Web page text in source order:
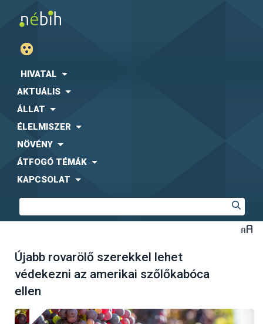
HIVATAL
AKTUÁLIS
ÁLLAT
ÉLELMISZER
NÖVÉNY
ÁTFOGÓ TÉMÁK
KAPCSOLAT
Újabb rovarölő szerekkel lehet
védekezni az amerikai szőlőkabóca
ellen